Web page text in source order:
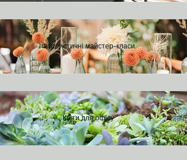
Флористичні майстер-класи
Квіти для офісу